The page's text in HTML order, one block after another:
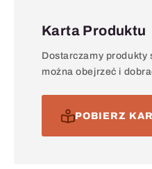
Karta Produktu
Dostarczamy produkty
można obejrzeć i
POBIERZ